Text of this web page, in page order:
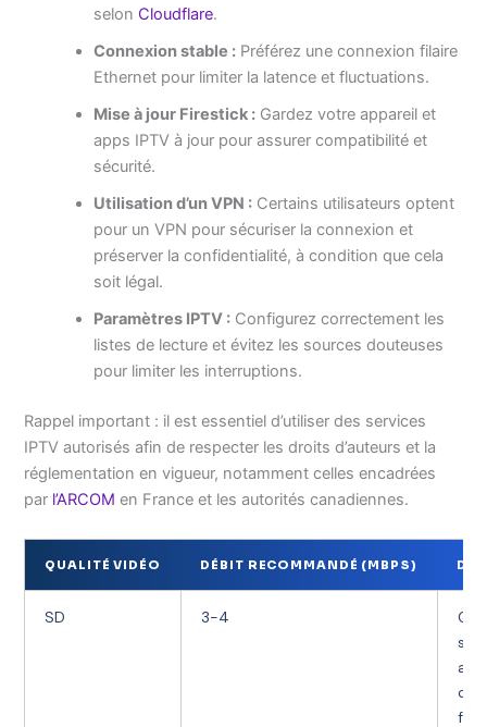
selon Cloudflare.
Connexion stable : Préférez une connexion filaire
Ethernet pour limiter la latence et fluctuations.
Mise à jour Firestick : Gardez votre appareil et
apps IPTV à jour pour assurer compatibilité et
sécurité.
Utilisation d’un VPN : Certains utilisateurs optent
pour un VPN pour sécuriser la connexion et
préserver la confidentialité, à condition que cela
soit légal.
Paramètres IPTV : Configurez correctement les
listes de lecture et évitez les sources douteuses
pour limiter les interruptions.
Rappel important : il est essentiel d’utiliser des services
IPTV autorisés afin de respecter les droits d’auteurs et la
réglementation en vigueur, notamment celles encadrées
par l’ARCOM en France et les autorités canadiennes.
QUALITÉ VIDÉO DÉBIT RECOMMANDÉ (MBPS)
SD 3-4